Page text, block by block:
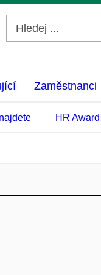
Zaměstnanci
HR Award